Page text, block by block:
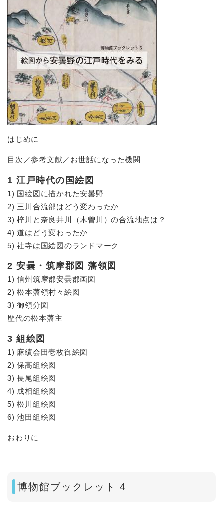
はじめに
目次／参考文献／お世話になった機関
1 江戸時代の国絵図
1) 国絵図に描かれた安曇野
2) 三川合流部はどう変わったか
3) 梓川と奈良井川（木曽川）の合流地点は？
4) 道はどう変わったか
5) 社寺は国絵図のランドマーク
2 安曇・筑摩郡図 藩領図
1) 信州筑摩郡安曇郡画図
2) 松本藩領村々絵図
3) 御領分図
歴代の松本藩主
3 組絵図
1) 麻績会田壱枚御絵図
2) 保高組絵図
3) 長尾組絵図
4) 成相組絵図
5) 松川組絵図
6) 池田組絵図
おわりに
​博物館ブックレット​ 4